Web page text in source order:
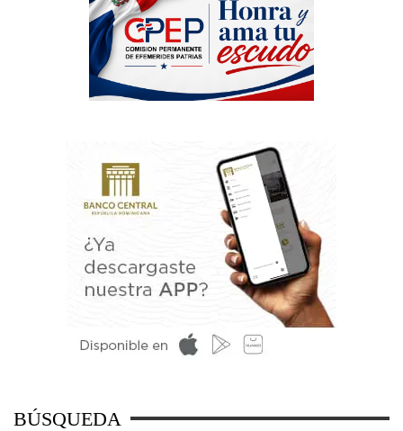
BÚSQUEDA